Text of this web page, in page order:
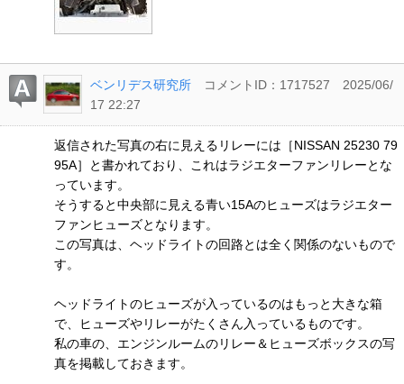
ベンリデス研究所 コメントID：1717527
2025/06/
17 22:27
返信された写真の右に見えるリレーには［NISSAN 25230 79
95A］と書かれており、これはラジエターファンリレーとな
っています。
そうすると中央部に見える青い15Aのヒューズはラジエター
ファンヒューズとなります。
この写真は、ヘッドライトの回路とは全く関係のないもので
す。
ヘッドライトのヒューズが入っているのはもっと大きな箱
で、ヒューズやリレーがたくさん入っているものです。
私の車の、エンジンルームのリレー＆ヒューズボックスの写
真を掲載しておきます。